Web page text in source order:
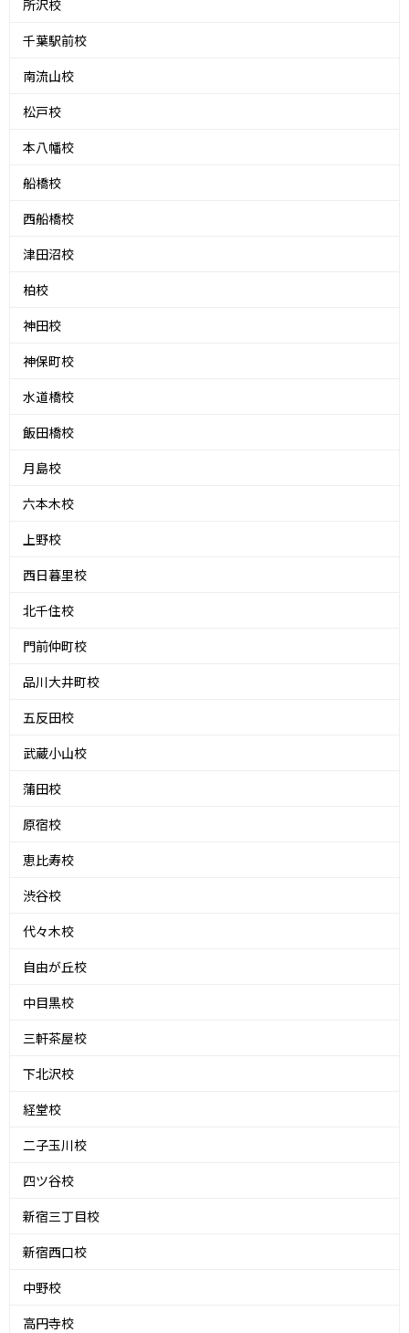
所沢校
千葉駅前校
南流山校
松戸校
本八幡校
船橋校
西船橋校
津田沼校
柏校
神田校
神保町校
水道橋校
飯田橋校
月島校
六本木校
上野校
西日暮里校
北千住校
門前仲町校
品川大井町校
五反田校
武蔵小山校
蒲田校
原宿校
恵比寿校
渋谷校
代々木校
自由が丘校
中目黒校
三軒茶屋校
下北沢校
経堂校
二子玉川校
四ツ谷校
新宿三丁目校
新宿西口校
中野校
高円寺校